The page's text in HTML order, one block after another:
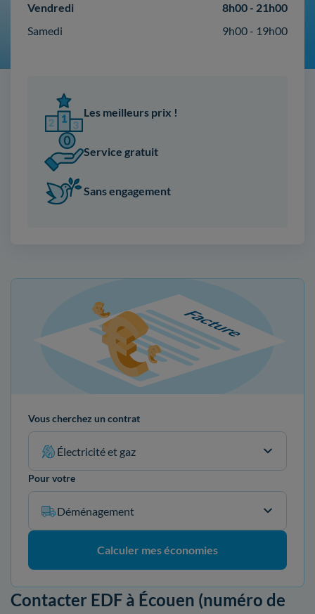
Vendredi
8h00 - 21h00
Samedi
9h00 - 19h00
Les meilleurs prix !
Service gratuit
Sans engagement
Vous cherchez un contrat
Électricité et gaz
Pour votre
Déménagement
Calculer mes économies
Contacter EDF à Écouen (numéro de